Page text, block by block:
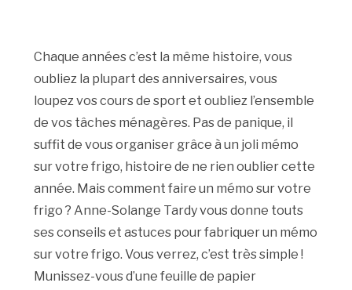
Chaque années c’est la même histoire, vous
oubliez la plupart des anniversaires, vous
loupez vos cours de sport et oubliez l’ensemble
de vos tâches ménagères. Pas de panique, il
suffit de vous organiser grâce à un joli mémo
sur votre frigo, histoire de ne rien oublier cette
année. Mais comment faire un mémo sur votre
frigo ? Anne-Solange Tardy vous donne touts
ses conseils et astuces pour fabriquer un mémo
sur votre frigo. Vous verrez, c’est très simple !
Munissez-vous d’une feuille de papier